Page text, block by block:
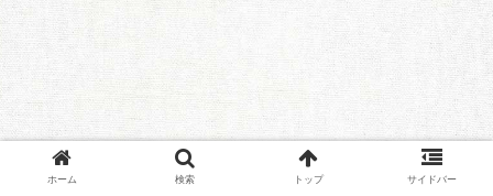
ホーム 検索 トップ サイドバー